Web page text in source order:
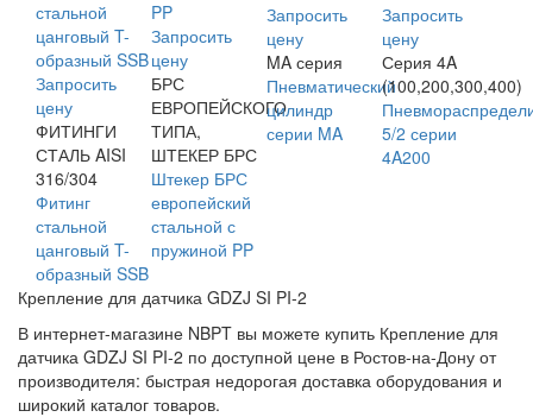
Запросить
цену
ФИТИНГИ
СТАЛЬ AISI
316/304
Фитинг
стальной
цанговый T-
образный SSB
Запросить
цену
БРС
ЕВРОПЕЙСКОГО
ТИПА,
ШТЕКЕР БРС
Штекер БРС
европейский
стальной с
пружиной PP
Запросить
цену
MA серия
Пневматический
цилиндр
серии MA
Запросить
цену
Серия 4A
(100,200,300,400)
5/2 серии
4A200
Крепление для датчика GDZJ SI PI-2
В интернет-магазине NBPT вы можете купить Крепление для
датчика GDZJ SI PI-2 по доступной цене в Ростов-на-Дону от
производителя: быстрая недорогая доставка оборудования и
широкий каталог товаров.